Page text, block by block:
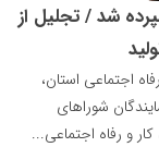
شد / تجلیل از
اجتماعی استان،
شوراهای
و رفاه اجتماعی...